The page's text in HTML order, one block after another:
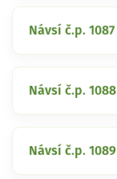
Návsí č.p. 1087
Návsí č.p. 1088
Návsí č.p. 1089